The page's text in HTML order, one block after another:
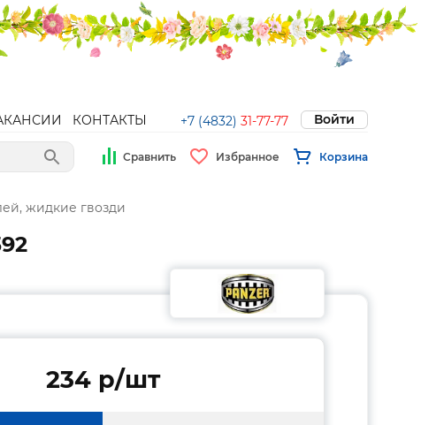
КОНТАКТЫ +7 (4832) 31-77-77 Войти
Сравнить Избранное Корзина
жидкие гвозди
234 p/шт